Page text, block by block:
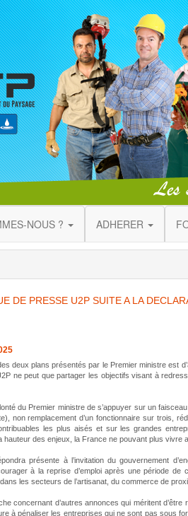
NOUS ? ADHERER
DE PRESSE U2P SUITE A LA
deux plans présentés par le Premier ministre est
ne peut que partager les objectifs visant à
du Premier ministre de s’appuyer sur un
non remplacement d’un fonctionnaire sur trois,
les plus aisés et sur les grandes
hauteur des enjeux, la France ne pouvant plus vivre
présente à l’invitation du gouvernement
à la reprise d’emploi après une période
dans les secteurs de l’artisanat, du commerce de
concernant d’autres annonces qui méritent
à pénaliser les entreprises qui ne sont pas sous